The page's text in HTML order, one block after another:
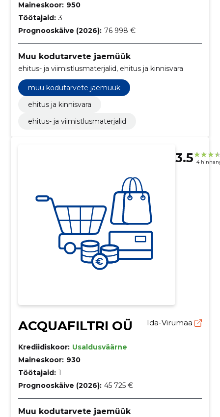
Maineskoor: 950
Töötajaid: 3
Prognooskäive (2026): 76 998 €
Muu kodutarvete jaemüük
ehitus- ja viimistlusmaterjalid, ehitus ja kinnisvara
muu kodutarvete jaemüük
ehitus ja kinnisvara
ehitus- ja viimistlusmaterjalid
3.5 4
ACQUAFILTRI OÜ Ida-Virumaa
Krediidiskoor: Usaldusväärne
Maineskoor: 930
Töötajaid: 1
Prognooskäive (2026): 45 725 €
Muu kodutarvete jaemüük